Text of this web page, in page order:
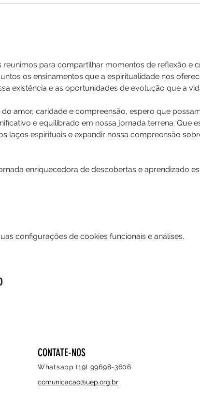
reunimos para compartilhar momentos de reflexão e
os ensinamentos que a espiritualidade nos
existência e as oportunidades de evolução que a
amor, caridade e compreensão, espero que
e equilibrado em nossa jornada terrena. Que
laços espirituais e expandir nossa compreensão
enriquecedora de descobertas e aprendizado
configurações de cookies funcionais e análises.
CONTATE-NOS
Whatsapp (19) 99698-3606
comunicacao@uep.org.br